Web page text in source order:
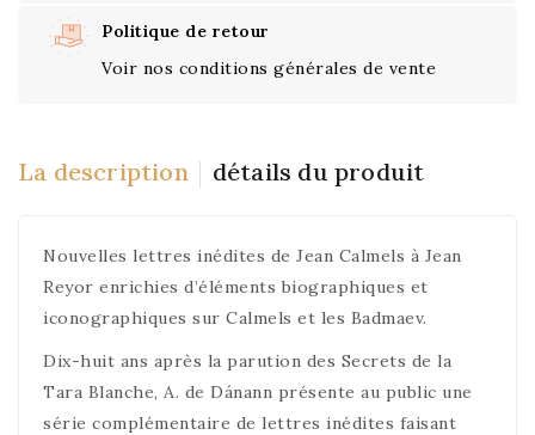
Politique de retour
Voir nos conditions générales de vente
La description détails du produit
Nouvelles lettres inédites de Jean Calmels à Jean
Reyor enrichies d’éléments biographiques et
iconographiques sur Calmels et les Badmaev.
Dix-huit ans après la parution des Secrets de la
Tara Blanche, A. de Dánann présente au public une
série complémentaire de lettres inédites faisant